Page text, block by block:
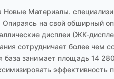
Материалы.
на свой обширный
дисплеи (ЖК-
сотрудничает более чем
база занимает площадь 14
эффективность